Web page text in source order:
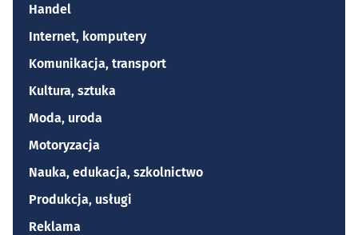
Handel
Internet, komputery
Komunikacja, transport
Kultura, sztuka
Moda, uroda
Motoryzacja
Nauka, edukacja, szkolnictwo
Produkcja, usługi
Reklama